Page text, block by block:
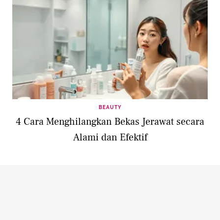
BEAUTY
4 Cara Menghilangkan Bekas Jerawat secara
Alami dan Efektif